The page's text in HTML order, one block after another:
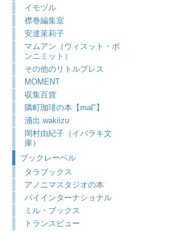
イモヅル
襟巻編集室
安達茉莉子
マムアン（ウィスット・ポ
ンニミット）
その他のリトルプレス
MOMENT
収集百貨
隣町珈琲の本【mal"】
涌出 wakiizu
岡村由紀子（イバラキ文
庫）
ブックレーベル
タラブックス
アノニマスタジオの本
パイインターナショナル
ミル・ブックス
トランスビュー